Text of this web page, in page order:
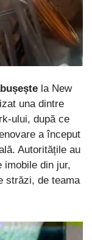
la New
una dintre
ului, după ce
a început
Autoritățile au
imobile din jur,
străzi, de teama